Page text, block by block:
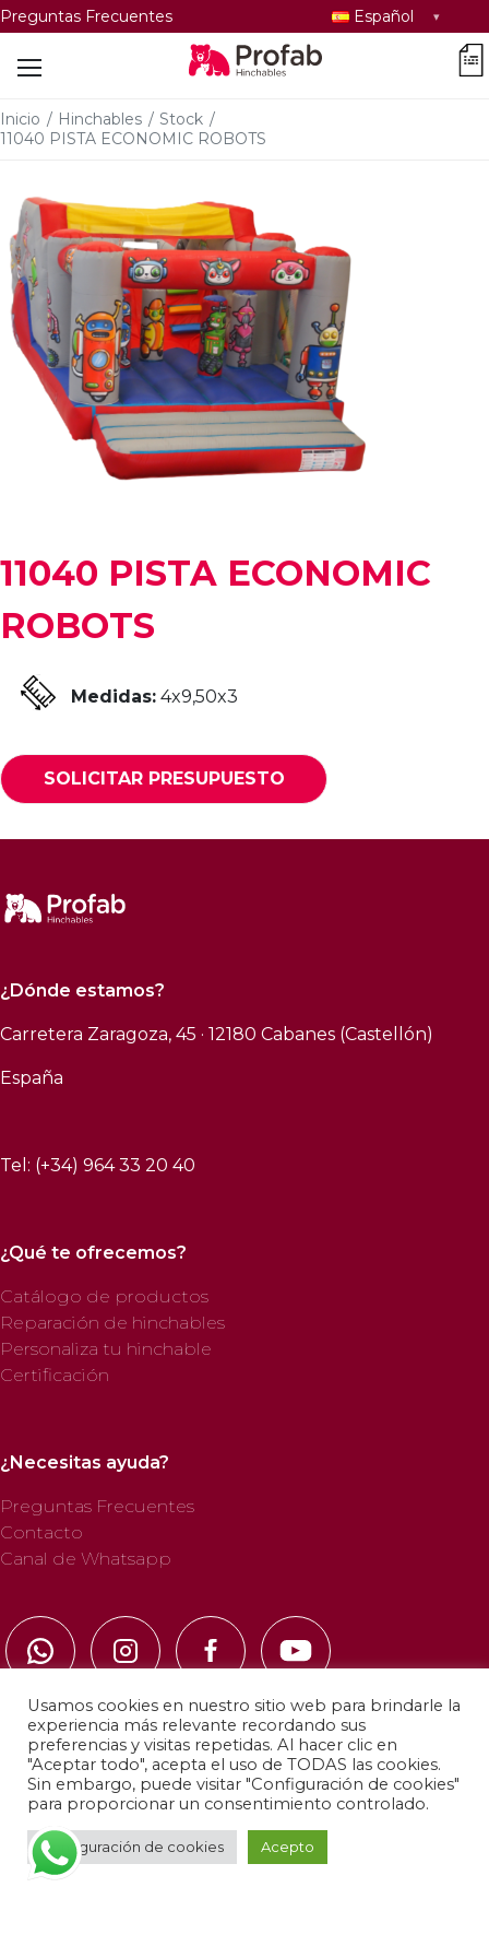
Preguntas Frecuentes
Seleccionar
idioma
Español
Inicio / Hinchables / Stock /
11040 PISTA ECONOMIC ROBOTS
11040 PISTA ECONOMIC
ROBOTS
Medidas: 4x9,50x3
SOLICITAR PRESUPUESTO
¿Dónde estamos?
Carretera Zaragoza, 45 · 12180 Cabanes (Castellón)
España
Tel: (+34) 964 33 20 40
¿Qué te ofrecemos?
Catálogo de productos
Reparación de hinchables
Personaliza tu hinchable
Certificación
¿Necesitas ayuda?
Preguntas Frecuentes
Contacto
Canal de Whatsapp
© 2025 Profab Hinchables. Todos los derechos
reservados.
Política de privacidad ·Política de cookies
Usamos cookies en nuestro sitio web para brindarle la
experiencia más relevante recordando sus
preferencias y visitas repetidas. Al hacer clic en
"Aceptar todo", acepta el uso de TODAS las cookies.
Sin embargo, puede visitar "Configuración de cookies"
para proporcionar un consentimiento controlado.
Configuración de cookies Acepto